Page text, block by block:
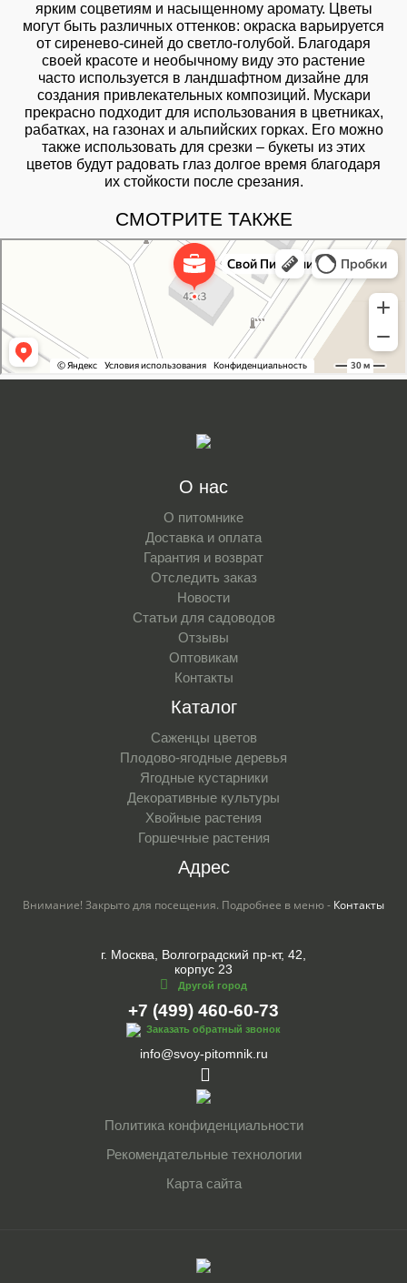
ярким соцветиям и насыщенному аромату. Цветы
могут быть различных оттенков: окраска варьируется
от сиренево-синей до светло-голубой. Благодаря
своей красоте и необычному виду это растение
часто используется в ландшафтном дизайне для
создания привлекательных композиций. Мускари
прекрасно подходит для использования в цветниках,
рабатках, на газонах и альпийских горках. Его можно
также использовать для срезки – букеты из этих
цветов будут радовать глаз долгое время благодаря
их стойкости после срезания.
СМОТРИТЕ ТАКЖЕ
Питомник растений в Москве
О нас
О питомнике
Доставка и оплата
Гарантия и возврат
Отследить заказ
Новости
Статьи для садоводов
Отзывы
Оптовикам
Контакты
Каталог
Саженцы цветов
Плодово-ягодные деревья
Ягодные кустарники
Декоративные культуры
Хвойные растения
Горшечные растения
Адрес
Внимание! Закрыто для посещения. Подробнее в меню - Контакты
г. Москва, Волгоградский пр-кт, 42,
корпус 23
Другой город
+7 (499) 460-60-73
Заказать обратный звонок
info@svoy-pitomnik.ru
Политика конфиденциальности
Рекомендательные технологии
Карта сайта